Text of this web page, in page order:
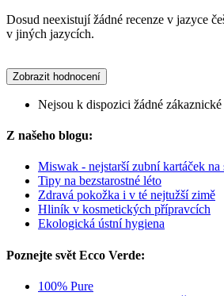
Dosud neexistují žádné recenze v jazyce
v jiných jazycích.
Zobrazit hodnocení
Nejsou k dispozici žádné zákaznické
Z našeho blogu:
Miswak - nejstarší zubní kartáček na
Tipy na bezstarostné léto
Zdravá pokožka i v té nejtužší zimě
Hliník v kosmetických přípravcích
Ekologická ústní hygiena
Poznejte svět Ecco Verde:
100% Pure